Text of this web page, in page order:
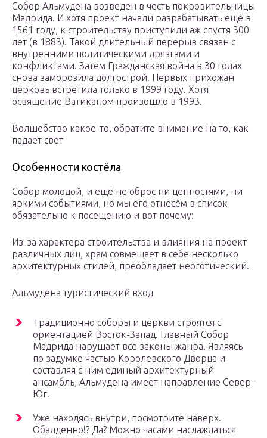
Собор Альмудена возведен в честь покровительницы
Мадрида. И хотя проект начали разрабатывать ещё в
1561 году, к строительству приступили аж спустя 300
лет (в 1883). Такой длительный перерыв связан с
внутренними политическими дрязгами и
конфликтами. Затем Гражданская война в 30 годах
снова заморозила долгострой. Первых прихожан
церковь встретила только в 1999 году. Хотя
освящение Ватиканом произошло в 1993.
Волшебство какое-то, обратите внимание на то, как
падает свет
Особенности костёла
Собор молодой, и ещё не оброс ни ценностями, ни
яркими событиями, но мы его отнесём в список
обязательно к посещению и вот почему:
Из-за характера строительства и влияния на проект
различных лиц, храм совмещает в себе несколько
архитектурных стилей, преобладает неоготический.
Альмудена туристический вход
Традиционно соборы и церкви строятся с
ориентацией Восток-Запад. Главный Собор
Мадрида нарушает все законы жанра. Являясь
по задумке частью Королевского Дворца и
составляя с ним единый архитектурный
ансамбль, Альмудена имеет направление Север-
Юг.
Уже находясь внутри, посмотрите наверх.
Обалденно!? Да? Можно часами наслаждаться